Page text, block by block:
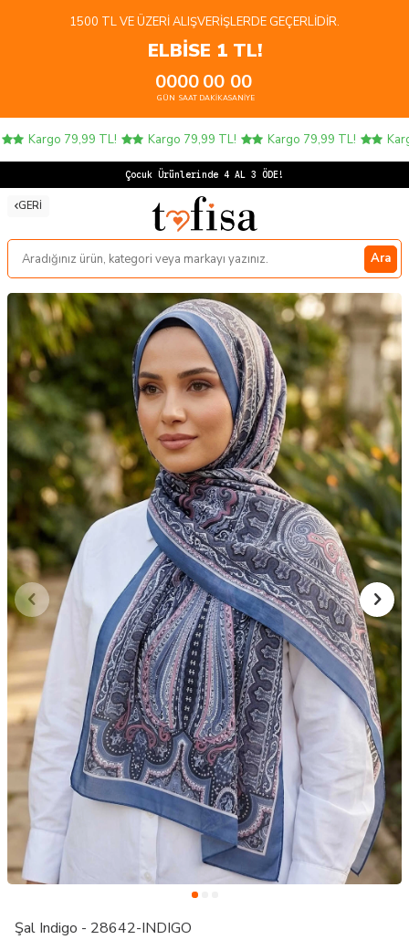
1500 TL VE ÜZERI ALIŞVERIŞLERDE GEÇERLIDIR.
ELBİSE 1 TL!
00
GÜN
00
SAAT
00
DAKIKA
00
SANIYE
Kargo 79,99 TL! Kargo 79,99 TL! Kargo 79,99 TL!
Çocuk Ürünlerinde 4 AL 3 ÖDE!
GERI
Ara
Şal Indigo - 28642-INDIGO